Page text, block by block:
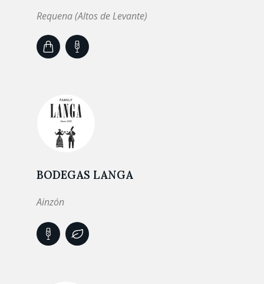
Requena (Altos de Levante)
BODEGAS LANGA
Ainzón